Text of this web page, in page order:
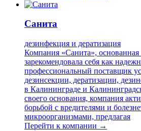
Санита
дезинфекция и дератизация
Компания «Санита», основанная
зарекомендовала себя как
профессиональный поставщик
дезинсекции, дератизации,
в Калининграде и
своего основания, компания
борьбой с вредителями и
микроорганизмами, предлагая
Перейти к компании →